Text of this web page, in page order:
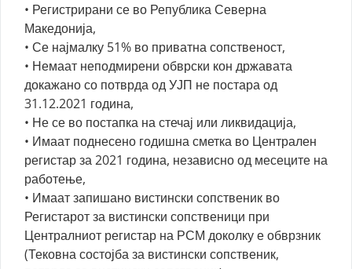
• Регистрирани се во Република Северна
Македонија,
• Се најмалку 51% во приватна сопственост,
• Немаат неподмирени обврски кон државата
докажано со потврда од УЈП не постара од
31.12.2021 година,
• Не се во постапка на стечај или ликвидација,
• Имаат поднесено годишна сметка во Централен
регистар за 2021 година, независно од месеците на
работење,
• Имаат запишано вистински сопственик во
Регистарот за вистински сопственици при
Централниот регистар на РСМ доколку е обврзник
(Тековна состојба за вистински сопственик,